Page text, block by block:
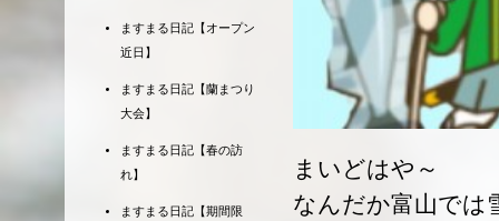
まいどはや～
なんだか富山では
ますまる日記【オープン
近日】
ますまる日記【蘭まつり
大会】
ますまる日記【春の訪
れ】
ますまる日記【期間限